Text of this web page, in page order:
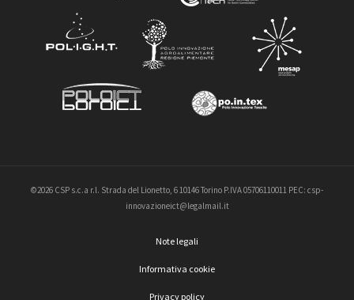
©2026 CSP s.c.a r.l. Strada del Lionetto, 6 10146 Torino P.IVA 05706110011 PEC: csp-
innovazioneict@legalmail.it
Note legali
Informativa cookie
Privacy policy